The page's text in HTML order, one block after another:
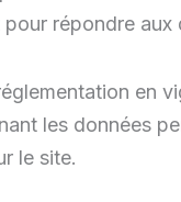
répondre aux
en
les données
le site.